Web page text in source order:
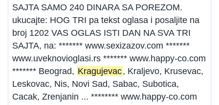
SAJTA SAMO 240 DINARA SA POREZOM.
ukucajte: HOG TRI pa tekst oglasa i posaljite na
broj 1202 VAS OGLAS ISTI DAN NA SVA TRI
SAJTA, na: ******* www.sexizazov.com *******
www.uveknovioglasi.rs ******* www.happy-co.com
******* Beograd, Kragujevac, Kraljevo, Krusevac,
Leskovac, Nis, Novi Sad, Sabac, Subotica,
Cacak, Zrenjanin ... ******** www.happy-co.com